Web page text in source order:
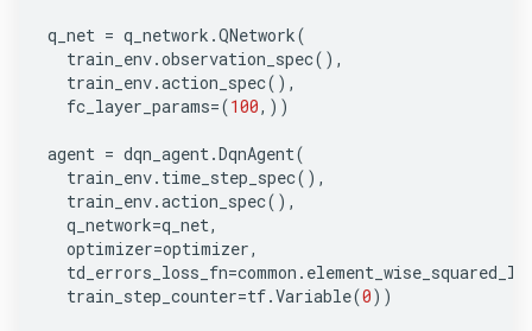
q_net = q_network .QNetwork(
train_env.observation_spec(),
train_env.action_spec(),
fc_layer_params=(100,))
agent = dqn_agent.DqnAgent(
train_env. time_step_spec(),
train_env.action_spec(),
q_network=q_net,
optimizer=optimizer,
td_errors_loss_fn=common .
train_step_counter=tf.Variable(0))